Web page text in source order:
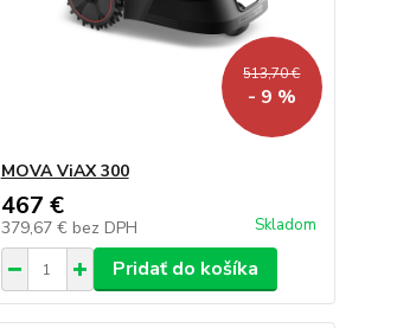
513,70 €
- 9 %
MOVA ViAX 300
467 €
379,67 € bez DPH Skladom
Pridať do košíka